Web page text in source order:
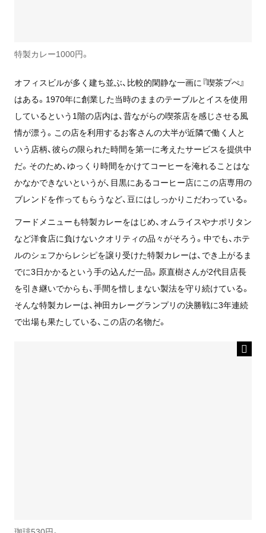
特製カレー1000円。
オフィスビルが多く建ち並ぶ、比較的閑静な一画に『喫茶プぺ』
はある。1970年に創業した当時のままのテーブルとイスを使用
しているという1階の店内は、昔ながらの喫茶店を感じさせる風
情が漂う。この店を利用するお客さんの大半が近隣で働く人と
いう店柄、彼らの限られた時間を第一に考えたサービスを提供中
だ。そのため、ゆっくり時間をかけてコーヒーを淹れることはな
かなかできないというが、目黒にあるコーヒー店にこの店専用の
ブレンドを作ってもらうなど、豆にはしっかりこだわっている。
フードメニューも特製カレーをはじめ、オムライスやナポリタン
など洋食店に負けないクオリティの品々がそろう。中でも、ホテ
ルのシェフからレシピを譲り受けた特製カレーは、でき上がるま
でに3日かかるという手の込んだ一品。原直樹さんが2代目店長
を引き継いでからも、手間を惜しまない製法を守り続けている。
そんな特製カレーは、神田カレーグランプリの決勝戦に3年連続
で出場も果たしている、この店の名物だ。